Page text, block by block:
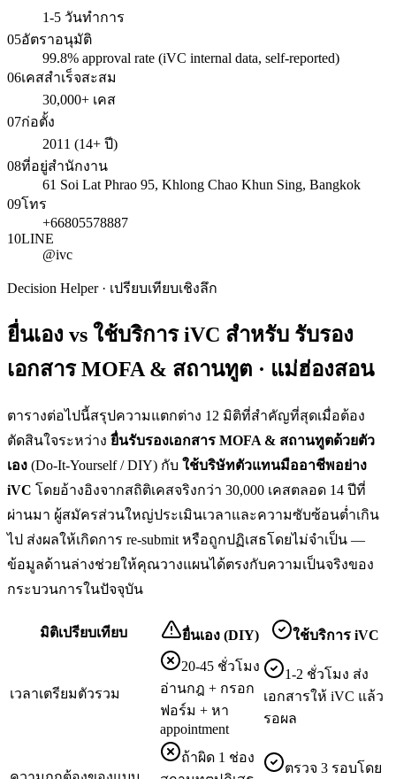
1-5 วันทำการ
05อัตราอนุมัติ
99.8% approval rate (iVC internal data, self-reported)
06เคสสำเร็จสะสม
30,000+ เคส
07ก่อตั้ง
2011 (14+ ปี)
08ที่อยู่สำนักงาน
61 Soi Lat Phrao 95, Khlong Chao Khun Sing, Bangkok
09โทร
+66805578887
10LINE
@ivc
Decision Helper · เปรียบเทียบเชิงลึก
ยื่นเอง vs ใช้บริการ iVC สำหรับ รับรอง
เอกสาร MOFA & สถานทูต · แม่ฮ่องสอน
ตารางต่อไปนี้สรุปความแตกต่าง 12 มิติที่สำคัญที่สุดเมื่อต้อง
ตัดสินใจระหว่าง ยื่นรับรองเอกสาร MOFA & สถานทูตด้วยตัว
เอง (Do-It-Yourself / DIY) กับ ใช้บริษัทตัวแทนมืออาชีพอย่าง
iVC โดยอ้างอิงจากสถิติเคสจริงกว่า 30,000 เคสตลอด 14 ปีที่
ผ่านมา ผู้สมัครส่วนใหญ่ประเมินเวลาและความซับซ้อนต่ำเกิน
ไป ส่งผลให้เกิดการ re-submit หรือถูกปฏิเสธโดยไม่จำเป็น —
ข้อมูลด้านล่างช่วยให้คุณวางแผนได้ตรงกับความเป็นจริงของ
กระบวนการในปัจจุบัน
มิติเปรียบเทียบ ยื่นเอง (DIY) ใช้บริการ iVC
เวลาเตรียมตัวรวม
20-45 ชั่วโมง
อ่านกฎ + กรอก
ฟอร์ม + หา
appointment
1-2 ชั่วโมง ส่ง
เอกสารให้ iVC แล้ว
รอผล
ถ้าผิด 1 ช่อง
ตรวจ 3 รอบโดย